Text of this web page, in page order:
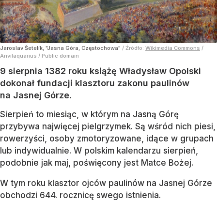
Jaroslav Šetelík, "Jasna Góra, Częstochowa" / Źródło: Wikimedia Commons /
Anvilaquarius / Public domain
9 sierpnia 1382 roku książę Władysław Opolski
dokonał fundacji klasztoru zakonu paulinów
na Jasnej Górze.
Sierpień to miesiąc, w którym na Jasną Górę
przybywa najwięcej pielgrzymek. Są wśród nich piesi,
rowerzyści, osoby zmotoryzowane, idące w grupach
lub indywidualnie. W polskim kalendarzu sierpień,
podobnie jak maj, poświęcony jest Matce Bożej.
W tym roku klasztor ojców paulinów na Jasnej Górze
obchodzi 644. rocznicę swego istnienia.